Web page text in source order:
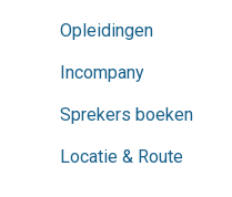
Opleidingen
Incompany
Sprekers boeken
Locatie & Route